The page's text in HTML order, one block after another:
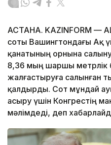
АСТАНА. KAZINFORM —
соты Вашингтондағы Ақ
қанатының орнына
8,36 мың шаршы метрлік
жалғастыруға салынған
қалдырды. Сот мұндай
асыру үшін Конгрестің
мәлімдеді, деп